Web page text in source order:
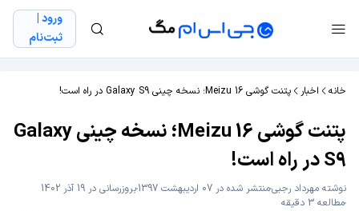
ورود |
ثبت‌نام
خانه اخبار پتنت گوشی Meizu 16؛ نسخه چینی Galaxy S9 در راه است!
پتنت گوشی Meizu 16؛ نسخه چینی Galaxy
S9 در راه است!
نوشته مهرداد رجبیمنتشر شده در 07 اردیبهشت 1397
بروزرسانی در 19 آذر 1402
مطالعه 3 دقیقه